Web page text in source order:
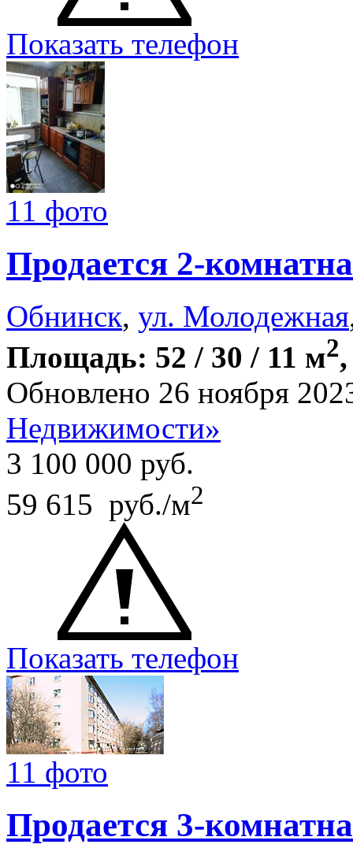
Показать телефон
11 фото
Продается 2-
Обнинск, ул. Молодежная
Площадь: 52 / 30 / 11 м2
Обновлено 26 ноября
Недвижимости»
3 100 000 руб.
59 615 руб./м2
Показать телефон
11 фото
Продается 3-